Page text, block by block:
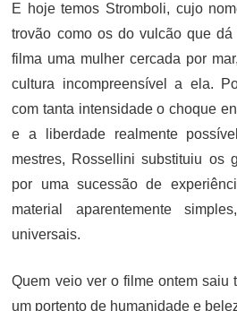
E hoje temos Stromboli, cujo
trovão como os do vulcão que
filma uma mulher cercada por
cultura incompreensível a ela.
com tanta intensidade o choque
e a liberdade realmente
mestres, Rossellini substituiu os
por uma sucessão de
material aparentemente
universais.
Quem veio ver o filme ontem saiu
um portento de humanidade e